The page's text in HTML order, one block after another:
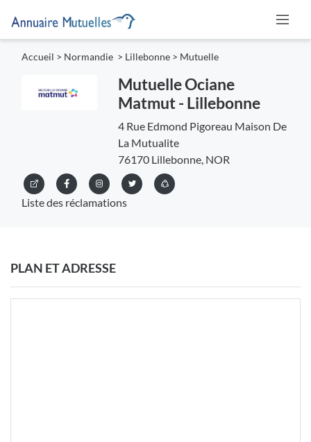
Accueil > Normandie > Lillebonne > Mutuelle
Mutuelle Ociane
Matmut - Lillebonne
4 Rue Edmond Pigoreau Maison De
La Mutualite
76170 Lillebonne, NOR
Liste des réclamations
PLAN ET ADRESSE